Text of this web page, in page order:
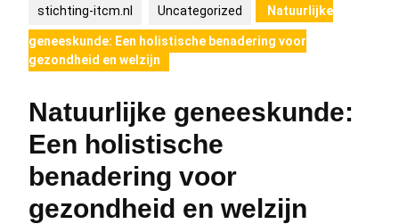
stichting-itcm.nl Uncategorized Natuurlijke
geneeskunde: Een holistische benadering voor
gezondheid en welzijn
Natuurlijke geneeskunde:
Een holistische
benadering voor
gezondheid en welzijn